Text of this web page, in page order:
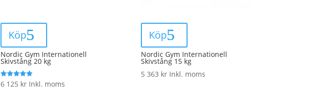
Köp
Nordic Gym Internationell
Skivstång 20 kg
Rated
5.00
6 125 kr Inkl. moms
Köp
Nordic Gym Internationell
Skivstång 15 kg
5 363 kr Inkl. moms